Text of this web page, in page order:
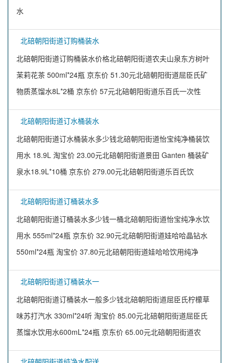
水
北碚朝阳街道订购桶装水
北碚朝阳街道订购桶装水价格北碚朝阳街道农夫山泉东方树叶
茉莉花茶 500ml*24瓶 京东价 51.30元北碚朝阳街道屈臣氏矿
物质蒸馏水8L*2桶 京东价 57元北碚朝阳街道乐百氏一次性
北碚朝阳街道订水桶装水
北碚朝阳街道订水桶装水多少钱北碚朝阳街道怡宝纯净桶装饮
用水 18.9L 淘宝价 23.00元北碚朝阳街道景田 Ganten 桶装矿
泉水18.9L*10桶 京东价 279.00元北碚朝阳街道乐百氏饮
北碚朝阳街道订桶装水多
北碚朝阳街道订桶装水多少钱一桶北碚朝阳街道怡宝纯净水饮
用水 555ml*24瓶 京东价 32.90元北碚朝阳街道娃哈哈晶钻水
550ml*24瓶 淘宝价 37.80元北碚朝阳街道娃哈哈饮用纯净
北碚朝阳街道订桶装水一
北碚朝阳街道订桶装水一般多少钱北碚朝阳街道屈臣氏柠檬草
味苏打汽水 330ml*24听 淘宝价 85.00元北碚朝阳街道屈臣氏
蒸馏水饮用水600mL*24瓶 京东价 65.00元北碚朝阳街道农